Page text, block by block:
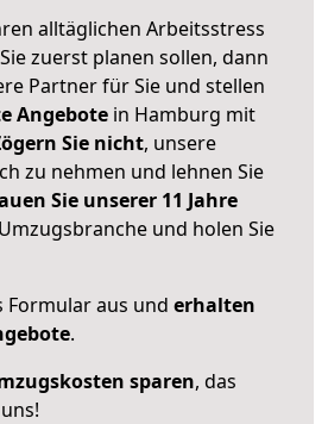
alltäglichen Arbeitsstress
zuerst planen sollen, dann
Partner für Sie und stellen
Angebote in Hamburg mit
Sie nicht, unsere
zu nehmen und lehnen Sie
Sie unserer 11 Jahre
und holen Sie
Formular aus und erhalten
.
sparen, das